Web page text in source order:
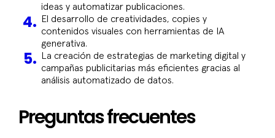
ideas y automatizar publicaciones.
El desarrollo de creatividades, copies y
contenidos visuales con herramientas de IA
generativa.
La creación de estrategias de marketing digital y
campañas publicitarias más eficientes gracias al
análisis automatizado de datos.
Preguntas frecuentes